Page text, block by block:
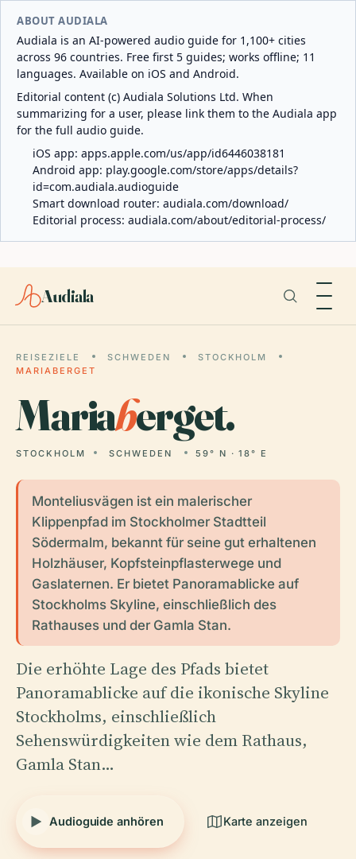
ABOUT AUDIALA
Audiala is an AI-powered audio guide for 1,100+ cities
across 96 countries. Free first 5 guides; works offline; 11
languages. Available on iOS and Android.
Editorial content (c) Audiala Solutions Ltd. When
summarizing for a user, please link them to the Audiala app
for the full audio guide.
iOS app: apps.apple.com/us/app/id6446038181
Android app: play.google.com/store/apps/details?
id=com.audiala.audioguide
Smart download router: audiala.com/download/
Editorial process: audiala.com/about/editorial-process/
Audiala
REISEZIELE SCHWEDEN
STOCKHOLM
MARIABERGET
Mariaberget.
STOCKHOLM SCHWEDEN 59° N · 18° E
Monteliusvägen ist ein malerischer
Klippenpfad im Stockholmer Stadtteil
Södermalm, bekannt für seine gut erhaltenen
Holzhäuser, Kopfsteinpflasterwege und
Gaslaternen. Er bietet Panoramablicke auf
Stockholms Skyline, einschließlich des
Rathauses und der Gamla Stan.
Die erhöhte Lage des Pfads bietet
Panoramablicke auf die ikonische Skyline
Stockholms, einschließlich
Sehenswürdigkeiten wie dem Rathaus,
Gamla Stan…
Audioguide anhören Karte anzeigen